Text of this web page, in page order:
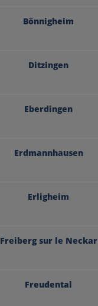
Bönnigheim
Ditzingen
Eberdingen
Erdmannhausen
Erligheim
Freiberg sur le Neckar
Freudental